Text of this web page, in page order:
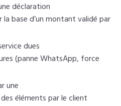
déclaration
la base d’un montant validé par
dues
(panne WhatsApp, force
une
éléments par le client